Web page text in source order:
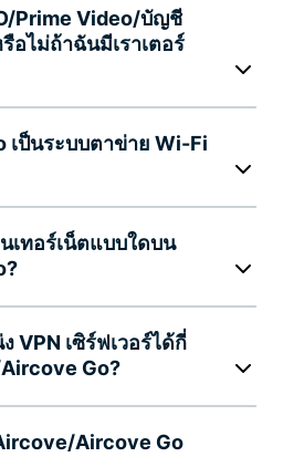
Prime Video/บัญชี
อไม่ถ้าฉันมีเราเตอร์
ป็นระบบตาข่าย Wi-Fi
เทอร์เน็ตแบบใดบน
VPN เซิร์ฟเวอร์ได้กี่
Go?
Aircove Go